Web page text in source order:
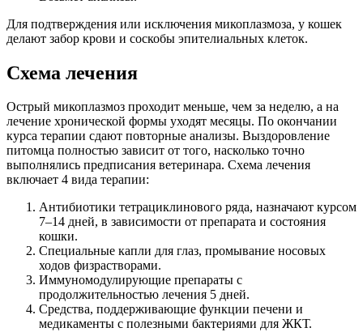
Для подтверждения или исключения микоплазмоза, у кошек
делают забор крови и соскобы эпителиальных клеток.
Схема лечения
Острый микоплазмоз проходит меньше, чем за неделю, а на
лечение хронической формы уходят месяцы. По окончании
курса терапии сдают повторные анализы. Выздоровление
питомца полностью зависит от того, насколько точно
выполнялись предписания ветеринара. Схема лечения
включает 4 вида терапии:
Антибиотики тетрациклинового ряда, назначают курсом
7–14 дней, в зависимости от препарата и состояния
кошки.
Специальные капли для глаз, промывание носовых
ходов физрастворами.
Иммуномодулирующие препараты с
продолжительностью лечения 5 дней.
Средства, поддерживающие функции печени и
медикаменты с полезными бактериями для ЖКТ.